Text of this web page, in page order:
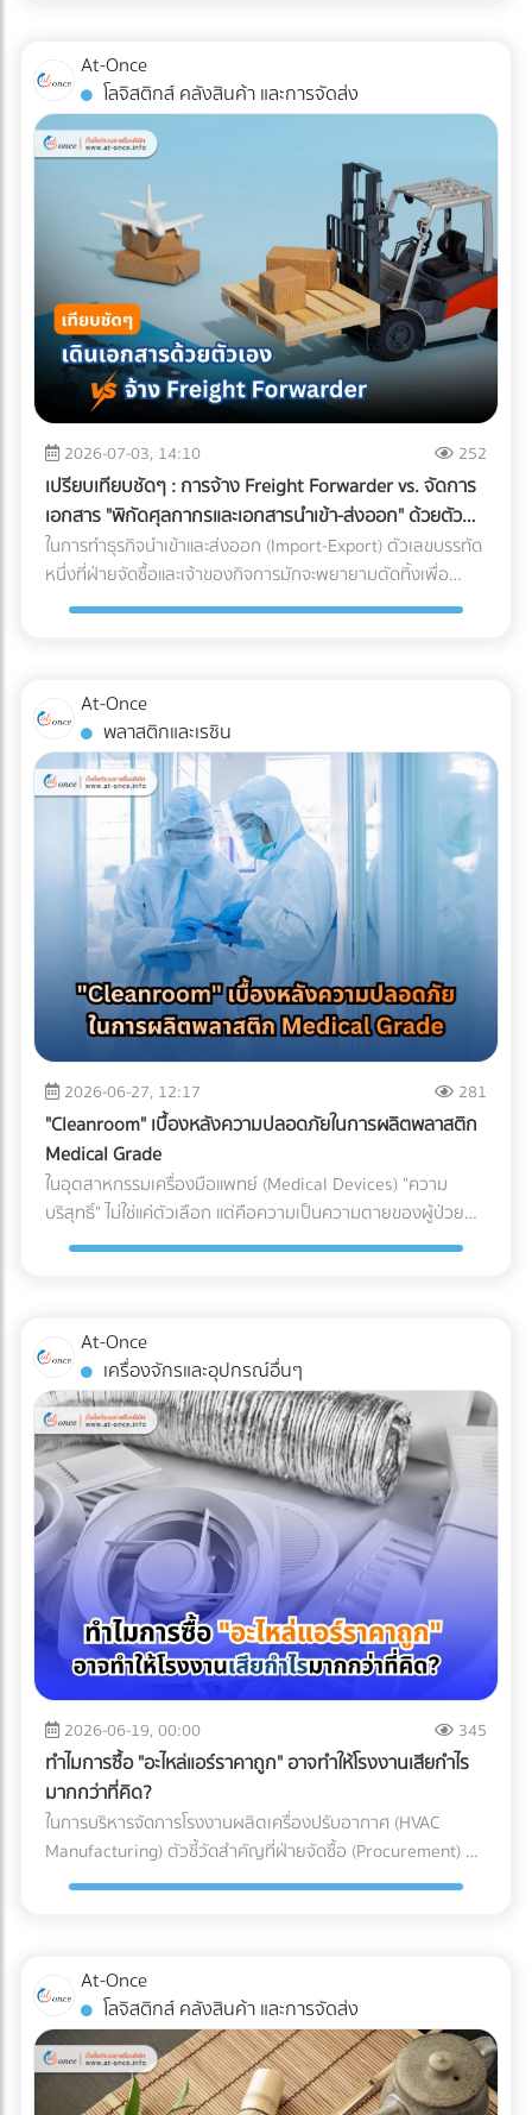
ขัง สิ่งที่ต้องทำ: ก่อนปูพื้นใหม่ ควรเช็กระดับความลาดเอียงของ
พื้นคอนกรีตว่าสามารถทำให้น้ำไหล ลงท่อได้สะดวกหรือไม่ และ
ควรเพิ่มจุดระบายน้ำ หรือใส่ตะแกรงกันเศษใบไม้ขยะอุดตัน ????
จุดบอดสำคัญ: ทำไม "ระบบกันซึม" ถึงเป็นสิ่งที่ห้ามตัดงบทิ้งเด็ด
ขาด? หลายคนมักตกหลุมพรางด้วยการนำหญ้าเทียม แผ่นไม้
เทียม (Wood Plastic Composite) หรือกระเบื้อง ไปปูทับลงบน
พื้นคอนกรีตดาดฟ้าเดิมโดยตรง เพราะคิดว่าพื้นปูนเก่าก็ดูแข็ง
แรงดี แต่นี่คือ "ฝันร้าย" ที่รอวันปะทุเมื่อหน้าฝนมาเยือน
ธรรมชาติของพื้นคอนกรีตดาดฟ้าที่ต้องตากแดดตากฝนมา
หลายปี ย่อมมีการยืดและหดตัวจนเกิด "รอยแตกร้าวขนาดเล็ก
(Hairline Cracks)" ที่ตาเปล่ามองไม่เห็น เมื่อคุณนำวัสดุไปปูทับ
น้ำฝนจะซึมผ่านร่องพื้นลงไปขังอยู่ใต้แผ่นหญ้าเทียมหรือพื้นไม้
ความชื้นที่สะสมอยู่ตลอดเวลาจะค่อยๆ แทรกซึมลงตามรอยร้าว
ของคอนกรีต ผลลัพธ์ที่ตามมาหากไม่ทำระบบกันซึม: เหล็กเส้น
เป็นสนิมและดันปูนแตก: ความชื้นจะทำปฏิกิริยากับเหล็กเส้นใน
โครงสร้างพื้นคอนกรีต ทำให้เหล็กบวมและดันให้คอนกรีตหลุด
ร่อน (Spalling Concrete) ฝ้าเพดานชั้นล่างพังทลาย: น้ำที่ซึม
ลงมาจะหยดใส่ฝ้าเพดานชั้นล่าง ทำให้ฝ้าเกิดรอยด่าง เป็นเชื้อรา
หรือทะลุพังลงมา ทำลายเฟอร์นิเจอร์และระบบไฟที่เพิ่งทำใหม่
ทั้งหมด ค่าซ่อมแซมที่แพงกว่าค่าป้องกัน: หากเกิดน้ำรั่วซึม คุณ
ตั้งแต่แรกหลายเท่าตัว เลือกระบบกันซึมดาดฟ้าอย่างไรให้จบ
ปัญหา? ก่อนที่จะเริ่มงานตกแต่ง (Finishing) พื้นผิวดาดฟ้า คุณ
ควรลงทุนกับการทำ ระบบกันซึม (Waterproofing System) ที่มี
คุณภาพ โดยประเภทที่นิยมใช้สำหรับดาดฟ้ามีดังนี้: อะคริลิกกัน
ซึม (Acrylic Waterproof): เหมาะสำหรับดาดฟ้าทั่วไปที่มีการ
สัญจรไม่หนักมาก มีความยืดหยุ่น ทนทานต่อรังสียูวี และช่วย
สะท้อนความร้อนได้ดี โพลียูรีเทนกันซึม (PU Waterproof): เหมาะ
สำหรับพื้นที่ที่มีน้ำขัง หรือดาดฟ้าที่ต้องการปูพื้นกระเบื้อง/ไม้
เทียมทับ มีความยืดหยุ่นสูงมาก ทนต่อรอยแตกร้าวของอาคารได้
ดีเยี่ยม ป้องกันน้ำซึมผ่านได้ 100% บทสรุป การรีโนเวทดาดฟ้าให้
เป็น Rooftop ที่สวยงามและสร้างกำไรให้ธุรกิจ เป็นไอเดียที่ยอด
เยี่ยม แต่รากฐานที่สำคัญที่สุดของความสวยงามนั้นคือ "ความ
ปลอดภัยและโครงสร้างที่ปกป้องอาคารได้" การให้ความสำคัญกับ
ระบบกันซึม ตั้งแต่ขั้นตอนแรกของการออกแบบ คือการปกป้อง
เงินลงทุนก้อนใหญ่ของคุณ ให้คุณดำเนินธุรกิจได้อย่างสบายใจ
ไม่ต้องหวาดผวาทุกครั้งที่เมฆฝนตั้งเค้ามาอีกต่อไป
เกล็ดน้ำแข็ง (Freezer Burn) หรือเปล่า? และถุงจะกรอบแตกใน
ห้องเย็นไหม?" ความกังวลนี้คือความจริงที่หลีกเลี่ยงไม่ได้ ใน
อุตสาหกรรมอาหารแช่แข็ง การใช้วัสดุรักษ์โลกแบบผิดประเภทอาจ
ทำให้อายุการเก็บรักษาที่เคยอยู่ได้นาน 1-2 ปี ลดลงอย่าง
ฮวบฮาบ หรือเกิดความเสียหายระหว่างขนส่ง ซึ่งส่งผลกระทบ
อย่างรุนแรงต่อกำไรและชื่อเสียงของแบรนด์ เรามาทำความเข้าใจ
ความท้าทายนี้ตามความเป็นจริง พร้อมหา "ทางรอด" เชิง
วิศวกรรมที่จะช่วยให้โรงงานของคุณรักษ์โลกได้ โดยที่อาหารแช่
แข็งยังคงคุณภาพสมบูรณ์ 100% ทำไมบรรจุภัณฑ์รักษ์โลกทั่วไป
ถึงสอบตกใน "ห้องเย็น"? หน้าที่หลักของบรรจุภัณฑ์อาหารแช่
แข็งคือการทนต่ออุณหภูมิติดลบ (ตั้งแต่ -18°C ไปจนถึง -40°C)
และต้องเป็น "เกราะป้องกัน (Barrier)" ไม่ให้ความชื้นระเหยออก
จากอาหารจนเกิดสภาวะ Freezer Burn (เนื้อสัตว์หรืออาหาร
แห้งกระด้างและเสียรสชาติ) พลาสติกแบบดั้งเดิมที่โรงงานนิยมใช้
(เช่น ไนลอนประกบ PE) มีความเหนียว ทนความเย็น และกันรอย
เจาะทะลุจากความแหลมคมของเกล็ดน้ำแข็งได้ดีเยี่ยม แต่มัน
"รีไซเคิลไม่ได้" ในขณะที่หากคุณเปลี่ยนไปใช้พลาสติกชีวภาพที่
ย่อยสลายได้ (เช่น PLA) วัสดุเหล่านี้มักจะเปราะบาง ทนความเย็น
แถมยังมีอัตราการซึมผ่านของไอน้ำ (WVTR) สูง ทำให้อาหารสูญ
ต้องการเดินหน้าเรื่อง Eco-packaging ในอุตสาหกรรมอาหารแช่
แข็ง นี่คือทางออกที่แบรนด์ชั้นนำระดับโลกกำลังปรับใช้: 1. เปลี่ยน
ผ่านสู่ Mono-material PE (พลาสติกชนิดเดียวที่เกิดมาเพื่อ
ความเย็น) วงการอุตสาหกรรมอาหารแช่แข็งในปี 2026 กำลังมุ่ง
หน้าไปที่โครงสร้าง Mono-material PE (Polyethylene) คือการ
ใช้พลาสติกตระกูล PE ทั้งหมดมาทำเป็นถุง เนื่องจาก PE มีจุด
เด่นเรื่องการทนความเย็นจัดได้ดี ไม่กรอบแตก และที่สำคัญคือ
สามารถนำไปรีไซเคิลเข้าสู่ระบบเศรษฐกิจหมุนเวียน (Circular
Economy) ได้ 100% ตอบโจทย์กฎหมายต่างประเทศได้ทันที 2.
ใช้เทคโนโลยี MDO-PE อัปเกรดความเหนียวและป้องกันรอยเจาะ
ทะลุ เพื่อแก้ปัญหาเรื่องความแข็งแรง โรงงานบรรจุภัณฑ์ยุคใหม่จะ
ใช้เทคโนโลยี MDO (Machine Direction Orientation) ในการยืด
(Puncture Resistance) จากมุมแหลมของอาหารแช่แข็ง เช่น
กระดูกหมู กุ้ง หรือเกล็ดน้ำแข็งได้ดีเทียบเท่าการใช้ไนลอนแบบ
ดั้งเดิม 3. กลยุทธ์ Downgauging (รีดความหนา ลดต้นทุน ลด
คาร์บอน) แนวทางรักษ์โลกที่โรงงานทำได้ทันทีโดยไม่ต้องเสี่ยง
เปลี่ยนวัสดุ คือการลดความหนาของฟิล์ม (Downgauging) การ
ใช้เม็ดพลาสติกเกรดพิเศษช่วยให้โรงงานผลิตฟิล์มที่บางลง (เช่น
ลดจาก 100 ไมครอน เหลือ 80 ไมครอน) แต่ยังคงความเหนียว
คาร์บอนในการส่งออกได้อย่างเห็นผล เปรียบเทียบวัสดุบรรจุ
ภัณฑ์สำหรับโรงงานอาหารแช่แข็ง บทสรุป การเปลี่ยนผ่านสู่บรรจุ
ภัณฑ์รักษ์โลกในสายการผลิตอาหารแช่แข็ง ไม่ใช่เรื่องของการ
หลับตาเลือกวัสดุที่มีป้าย Eco แปะอยู่ แต่เป็นการคำนวณเชิง
วิศวกรรมที่ต้องรักษาสมดุลระหว่าง "การรักษาสิ่งแวดล้อม" และ
"การรักษาคุณภาพอาหาร" การฝืนใช้วัสดุที่ทนความเย็นไม่ได้จน
ทำให้อาหารเสีย เกิดเป็นขยะอาหาร (Food Waste) จะสร้างผล
เสียต่อสิ่งแวดล้อมและต้นทุนของบริษัทมากกว่าตัวพลาสติกเอง
เสียอีก หัวใจสำคัญคือการเลือกพาร์ทเนอร์ด้านบรรจุภัณฑ์ที่
เข้าใจเทคโนโลยี Mono-material เพื่อผลักดันให้ธุรกิจของคุณ
เติบโตได้อย่างยั่งยืน ทั้งในแง่ของผลกำไรและการดูแลโลกใบนี้
การเลือกบรรจุภัณฑ์อาหารแช่แข็งที่ตอบโจทย์ทั้งนโยบาย ESG
และความปลอดภัยทางวิศวกรรม ไม่ใช่เรื่องที่ควรลองผิดลองถูก
คุณต้องการพาร์ทเนอร์ที่มีความเชี่ยวชาญตัวจริง เพื่อมาช่วย
ลดความเสี่ยง ป้องกันสินค้าเสียหาย และควบคุมต้นทุนของ
โรงงาน ไม่ต้องเสียเวลาค้นหาซัพพลายเออร์ทีละเจ้าให้เหนื่อย
เพราะที่ At-Once เราได้รวบรวมรายชื่อบริษัทและโรงงานชั้นนำ
กว่า 1,000 แห่งที่ให้บริการเกี่ยวข้องกับบรรจุภัณฑ์อย่างครบ
วงจรไว้ให้คุณแล้ว คลิกที่นี่!
At-Once
โลจิสติกส์ คลังสินค้า และการจัดส่ง
2026-07-03, 14:10 252
เปรียบเทียบชัดๆ : การจ้าง Freight Forwarder vs. จัดการ
เอกสาร "พิกัดศุลกากรและเอกสารนำเข้า-ส่งออก" ด้วยตัว
เอง
ในการทำธุรกิจนำเข้าและส่งออก (Import-Export) ตัวเลขบรรทัด
หนึ่งที่ฝ่ายจัดซื้อและเจ้าของกิจการมักจะพยายามตัดทิ้งเพื่อ
ประหยัดต้นทุนคือ "ค่าบริการตัวแทนออกของ (Customs
จริง โลกของการค้าระหว่างประเทศถูกผูกมัดด้วยกฎหมายและข้อ
บังคับที่ซับซ้อน การพยายามประหยัดงบหลักพันในการจ้างผู้
เชี่ยวชาญ อาจนำไปสู่ "ต้นทุนแฝงและค่าปรับหลักล้าน" ที่สามารถ
ทำให้ธุรกิจสะดุดจนถึงขั้นวิกฤตได้ นี่คือบทเรียนราคาแพงและ
ความเสี่ยงระดับโครงสร้าง ที่ธุรกิจต้องแบกรับเมื่อตัดสินใจ
จัดการเอกสารและพิกัดศุลกากรด้วยตัวเอง 3 สิ่งที่ไม่อยากให้เกิด
เมื่อการจัดการเอกสารศุลกากรผิดพลาด 1. การสำแดง "พิกัด
ศุลกากร (HS Code)" ผิดพลาด HS Code (Harmonized
System Code) คือรหัสตัวเลขสากลที่ใช้แยกประเภทสินค้าทั่วโลก
ซึ่งรหัสนี้จะเป็นตัวกำหนดอัตราภาษีนำเข้า-ส่งออกที่ธุรกิจต้อง
จ่าย การตีความ HS Code ไม่ใช่เรื่องตรงไปตรงมา สินค้าหนึ่งชิ้น
อาจเข้าข่ายพิกัดได้หลายหมวดหมู่ขึ้นอยู่กับวัสดุหรือการใช้งาน
(เช่น ชิ้นส่วนพลาสติกทั่วไป vs. ชิ้นส่วนพลาสติกสำหรับเครื่อง
มือแพทย์) หากระบุพิกัดผิด (สำแดงภาษีต่ำกว่าความเป็นจริง): แม้
จะเกิดจากความไม่รู้ แต่ในมุมของศุลกากรจะถือเป็นการ "หลีก
เลี่ยงภาษี" ธุรกิจอาจโดนกักตู้สินค้า (Customs Hold) โดนยึด
ของ และถูกเรียกเก็บภาษีย้อนหลังพร้อมค่าปรับที่สูงกว่ามูลค่า
สินค้าหลายเท่าตัว ซึ่งศุลกากรมีสิทธิ์ตรวจสอบย้อนหลังได้สูงสุด
ถึง 10 ปี หากระบุพิกัดผิด (สำแดงภาษีสูงเกินจริง): ธุรกิจจะต้อง
จ่ายภาษีแพงกว่าที่ควรจะเป็น ทำให้ต้นทุนสินค้าสูงขึ้นและสูญเสีย
หรือส่งออกไปยังประเทศที่มีข้อตกลงเขตการค้าเสรี (FTA) เช่น
จีน ญี่ปุ่น หรืออาเซียน ธุรกิจสามารถใช้ Certificate of Origin
(C/O) หรือหนังสือรับรองถิ่นกำเนิดสินค้า เพื่อขอลดหย่อนหรือ
ยกเว้นภาษีนำเข้าได้ ความเสี่ยง: กฎเกณฑ์ในการขอ C/O ของ
แต่ละประเทศมีความละเอียดอ่อนมาก หากกรอกข้อมูลใน
Commercial Invoice, Packing List ไม่ตรงกันเพียงจุดเดียว
หรือระบุเกณฑ์การผลิต (Origin Criteria) ผิดพลาด ปลายทาง
อาจปฏิเสธฟอร์มนั้นทันที ทำให้ผู้นำเข้าต้องจ่ายภาษีในอัตราปกติ
(MFN Rate) แบบเต็มจำนวน 3. ตกม้าตายเรื่องใบอนุญาตเฉพาะ
ทาง (Restricted Goods Licenses) สินค้าหลายประเภทไม่
สามารถนำเข้าได้ทันทีแม้จะจ่ายภาษีครบแล้วก็ตาม แต่ต้องมีใบ
อนุญาตจากหน่วยงานที่เกี่ยวข้อง เช่น อย. (FDA), มอก. (TISI),
หรือกรมวิชาการเกษตร ความเสี่ยง: หากธุรกิจสั่งของเข้ามาถึง
ท่าเรือแล้วเพิ่งทราบว่าต้องใช้ใบอนุญาต สินค้าจะถูกอายัดไว้ที่
ท่าเรือทันที สิ่งที่ตามมาคือ ค่าเสียเวลาพื้นที่ท่าเรือ
(Demurrage) และ ค่าเสียเวลาตู้ (Detention) ที่วิ่งเดินหน้าทุกวัน
(มักเริ่มต้นที่หลักพันและพุ่งสูงขึ้นเรื่อยๆ ต่อตู้ต่อวัน) หากขอใบ
อนุญาตไม่ทัน สินค้านั้นอาจถูกบังคับส่งกลับประเทศต้นทางหรือ
ถูกทำลายทิ้ง เปรียบเทียบชัดๆ: ทำเอง vs. ใช้ผู้เชี่ยวชาญ เพื่อชี้
ให้เห็นภาพชัดเจนว่าทำไมการจ้าง Freight Forwarder หรือ
การตามแก้ปัญหา ในอุตสาหกรรมโลจิสติกส์ มีประโยคคลาสสิกที่
ว่า "ปัญหาหน้าด่านศุลกากร เป็นปัญหาที่จ่ายแพงที่สุด" การ
ทำงานร่วมกับ Freight Forwarder ที่มีประสบการณ์ ไม่ใช่แค่การ
จ้างคนมาเดินเอกสาร แต่คือการจ้าง "ที่ปรึกษาทางกฎหมายและผู้
บริหารความเสี่ยง" ให้กับซัพพลายเชนของคุณ พวกเขาจะทำ
At-Once
พลาสติกและเรซิน
2026-06-27, 12:17 281
"Cleanroom" เบื้องหลังความปลอดภัยในการผลิตพลาสติก
Medical Grade
ในอุตสาหกรรมเครื่องมือแพทย์ (Medical Devices) "ความ
บริสุทธิ์" ไม่ใช่แค่ตัวเลือก แต่คือความเป็นความตายของผู้ป่วย
แม้ว่านักวิศวกรรมวัสดุจะสามารถคิดค้นเม็ดพลาสติกเกรด
แวดล้อมที่ไม่ได้มาตรฐาน พลาสติกเหล่านั้นก็อาจกลายเป็นพาหะ
นำเชื้อโรคชั้นดี นี่คือจุดที่ "ห้องปลอดเชื้อ" หรือ "Cleanroom"
เข้ามามีบทบาทสำคัญในฐานะด่านป้อมปราการที่แข็งแกร่งที่สุด ใน
การปกป้องอุปกรณ์การแพทย์ให้รอดพ้นจากการปนเปื้อนก่อนถึง
มือแพทย์และคนไข้ Cleanroom ในอุตสาหกรรมพลาสติกการ
แพทย์ คืออะไร? Cleanroom คือห้องที่มีการควบคุมสภาพ
แวดล้อมอย่างเข้มงวด ไม่ว่าจะเป็นปริมาณฝุ่นละอองในอากาศ,
อุณหภูมิ, ความชื้น, และความดันอากาศ โดยใช้ระบบแผ่นกรอง
อากาศประสิทธิภาพสูง (HEPA หรือ ULPA Filters) เพื่อดักจับ
อนุภาคขนาดเล็กที่มองไม่เห็นด้วยตาเปล่า สำหรับการผลิต
พลาสติก Medical Grade (เช่น กระบอกฉีดยา, สายน้ำเกลือ,
หรือชิ้นส่วนรากฟันเทียม) มาตรฐานห้องปลอดเชื้อที่นิยมใช้มักจะ
อ้างอิงตามมาตรฐาน ISO 14644-1 โดยระดับที่พบได้บ่อยใน
โรงงานผลิตเครื่องมือแพทย์คือ ISO Class 7 และ ISO Class 8
ซึ่งมีการจำกัดจำนวนอนุภาคในอากาศอย่างรัดกุม เพื่อให้มั่นใจว่า
ชิ้นงานจะสะอาดที่สุด 3 เหตุผลที่ Cleanroom ขาดไม่ได้ในการ
ผลิตอุปกรณ์การแพทย์ ทำไมโรงงานรับฉีดพลาสติก (Injection
Molding) ทั่วไป ถึงไม่สามารถผลิตอุปกรณ์การแพทย์ได้? คำ
ตอบอยู่ในความเข้มงวด 3 ประการดังต่อไปนี้: 1. การควบคุม
ปริมาณเชื้อจุลินทรีย์ (Bioburden Control) ก่อนที่อุปกรณ์
จุลินทรีย์เริ่มต้น (Bioburden) ต่ำที่สุดเท่าที่จะทำได้ การผลิตชิ้น
ส่วนพลาสติกภายใน Cleanroom จะช่วยลดความเสี่ยงที่
แบคทีเรีย เชื้อรา หรือไวรัส จะเกาะติดลงบนผิวของพลาสติก ซึ่ง
ช่วยให้กระบวนการฆ่าเชื้อในขั้นตอนสุดท้ายมีประสิทธิภาพ
สมบูรณ์แบบ 100% 2. การป้องกันอนุภาคแปลกปลอม
At-Once
เครื่องจักรและอุปกรณ์อื่นๆ
2026-06-19, 00:00 345
ทำไมการซื้อ "อะไหล่แอร์ราคาถูก" อาจทำให้โรงงานเสียกำไร
มากกว่าที่คิด?
ในการบริหารจัดการโรงงานผลิตเครื่องปรับอากาศ (HVAC
Manufacturing) ตัวชี้วัดสำคัญที่ฝ่ายจัดซื้อ (Procurement) มัก
ถูกกดดันเสมอคือ "การลดต้นทุน (Cost Reduction)" เพื่อเพิ่ม
อุตสาหกรรม การตัดสินใจด้วย "ราคาป้าย" เพียงอย่างเดียว
อาจนำมาซึ่ง "ต้นทุนแฝง (Hidden Costs)" มหาศาลที่กัดกินกำไร
ของบริษัทในระยะยาวโดยที่คุณไม่รู้ตัว 3 ต้นทุนแฝงสุดอันตราย
จากการใช้อะไหล่แอร์ที่ไม่ได้มาตรฐาน การประกอบเครื่องปรับ
อากาศหนึ่งเครื่องประกอบไปด้วยชิ้นส่วนกลไก (Mechanical
At-Once
โลจิสติกส์ คลังสินค้า และการจัดส่ง